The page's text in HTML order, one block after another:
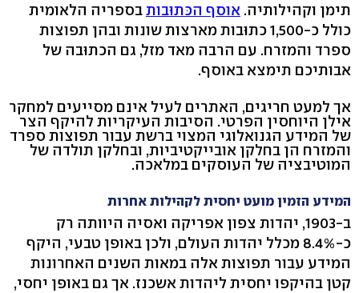
תימן וקהילותיה. אוסף הכּתוּבותבספריה הלאומית
כולל כ-1,500 כתוּבות מארצות שונות ובהן תפוצות
ספרד והמזרח. עם הרבה מאד מזל, גם הכתוּבה של
אבותיכם תימצא באוסף.
אך למעט חריגים, האתרים לעיל אינם מסייעים למחקר
אילן היוחסין הפרטי. הסיבות העיקריות להיקף הצר
של המידע הגנואלוגי המצוי ברשת עבור תפוצות ספרד
והמזרח הן בחלקן אובייקטיביות, ובחלקן תולדה של
המוטיבציה של העוסקים במלאכה.
המידע הזמין מועט יחסית לקהילות אחרות
ב-1903, יהדות צפון אפריקה ואסיה היוותה רק
כ-8.4% מכלל יהדות העולם, ולכן באופן טבעי, היקף
המידע עבור תפוצות אלה במאות השנים האחרונות
קטן בהיקפו יחסית ליהדות אשכנז. אך גם באופן יחסי,